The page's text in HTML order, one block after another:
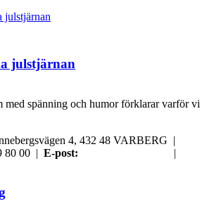
julstjärnan
med spänning och humor förklarar varför vi
4, 432 48 VARBERG |
80 00 | E-post:
|